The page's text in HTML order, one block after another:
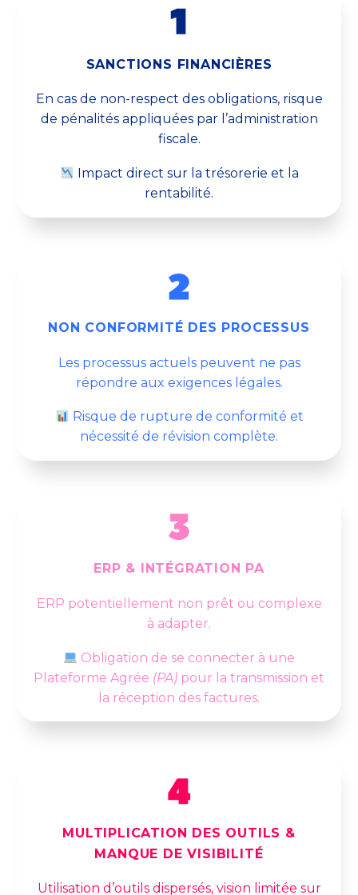
SANCTIONS FINANCIÈRES
En cas de non-respect des obligations, risque
de pénalités appliquées par l’administration
fiscale.
Impact direct sur la trésorerie et la
rentabilité.
NON CONFORMITÉ DES PROCESSUS
Les processus actuels peuvent ne pas
répondre aux exigences légales.
Risque de rupture de conformité et
nécessité de révision complète.
ERP & INTÉGRATION PA
ERP potentiellement non prêt ou complexe
à adapter.
Obligation de se connecter à une
Plateforme Agrée (PA) pour la transmission et
la réception des factures.
MULTIPLICATION DES OUTILS &
MANQUE DE VISIBILITÉ
Utilisation d’outils dispersés, vision limitée sur